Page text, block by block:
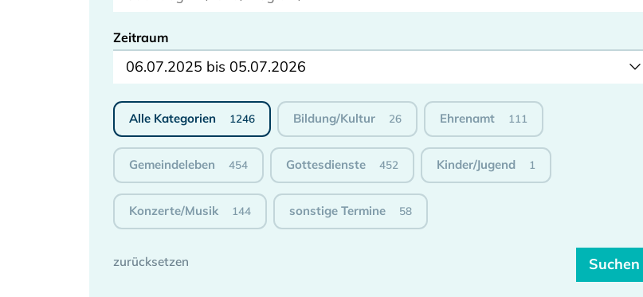
Zeitraum
06.07.2025 bis 05.07.2026
Alle Kategorien 1246 Bildung/Kultur 26 Ehrenamt 111
Gemeindeleben 454 Gottesdienste 452 Kinder/Jugend 1
Konzerte/Musik 144 sonstige Termine 58